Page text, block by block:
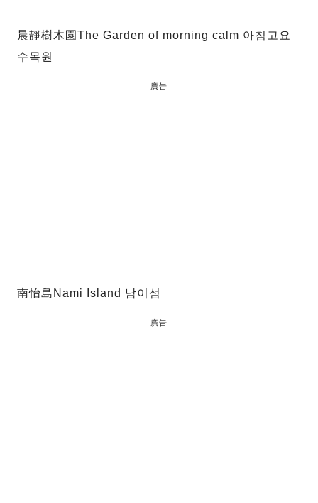
晨靜樹木園The Garden of morning calm 아침고요
수목원
廣告
南怡島Nami Island 남이섬
廣告